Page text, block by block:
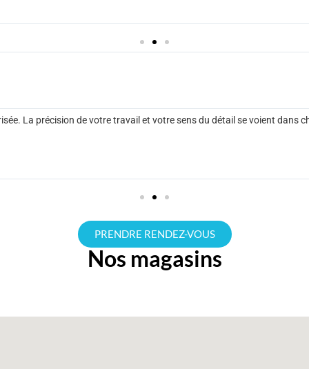
La précision de votre travail et votre sens du détail se voient dans
PRENDRE RENDEZ-VOUS
Nos magasins